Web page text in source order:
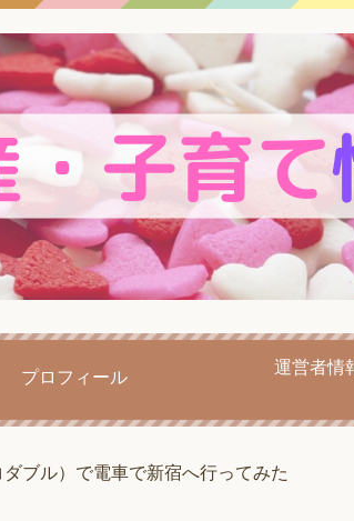
プロフィール
運営者情
ブル）で電車で新宿へ行ってみた